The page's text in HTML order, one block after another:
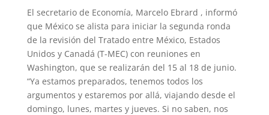
El secretario de Economía, Marcelo Ebrard , informó
que México se alista para iniciar la segunda ronda
de la revisión del Tratado entre México, Estados
Unidos y Canadá (T-MEC) con reuniones en
Washington, que se realizarán del 15 al 18 de junio.
“Ya estamos preparados, tenemos todos los
argumentos y estaremos por allá, viajando desde el
domingo, lunes, martes y jueves. Si no saben, nos